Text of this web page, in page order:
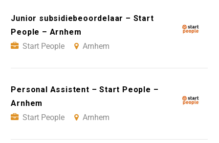
Junior subsidiebeoordelaar – Start
People – Arnhem
Start People
Arnhem
Personal Assistent – Start People –
Arnhem
Start People
Arnhem